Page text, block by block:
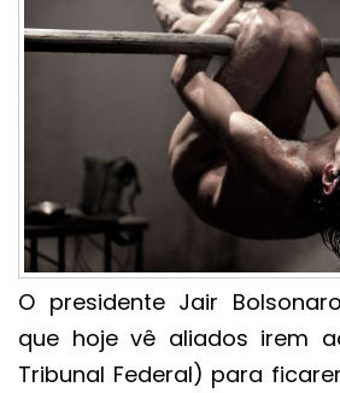
O presidente Jair
que hoje vê aliados irem
Tribunal Federal) para